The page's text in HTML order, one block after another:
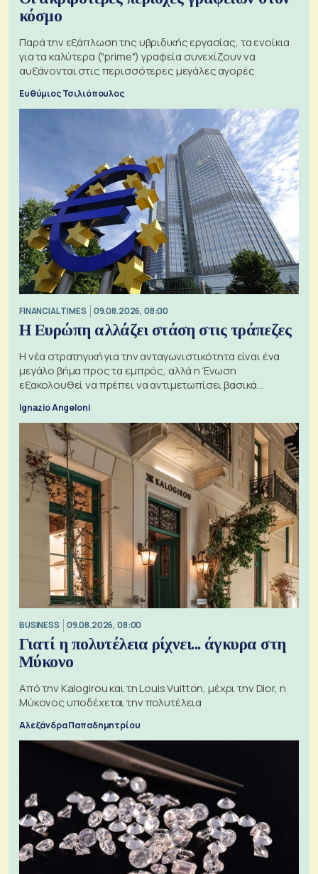
κόσμο
Παρά την εξάπλωση της υβριδικής εργασίας, τα ενοίκια
για τα καλύτερα ("prime") γραφεία συνεχίζουν να
αυξάνονται στις περισσότερες μεγάλες αγορές
Ευθύμιος Τσιλιόπουλος
FINANCIAL TIMES 09.08.2026, 08:00
Η Ευρώπη αλλάζει στάση στις τράπεζες
Η νέα στρατηγική για την ανταγωνιστικότητα είναι ένα
μεγάλο βήμα προς τα εμπρός, αλλά η Ένωση
εξακολουθεί να πρέπει να αντιμετωπίσει βασικά
Ignazio Angeloni
BUSINESS 09.08.2026, 08:00
Γιατί η πολυτέλεια ρίχνει... άγκυρα στη
Μύκονο
Από την Kalogirou και τη Louis Vuitton, μέχρι την Dior, η
Μύκονος υποδέχεται την πολυτέλεια
Αλεξάνδρα Παπαδημητρίου